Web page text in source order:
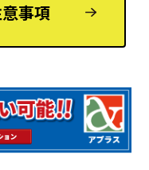
事項